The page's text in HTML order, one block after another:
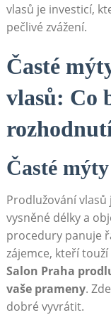
vlasů je investicí,
pečlivé zvážení.
Časté
vlasů: Co
Časté
Prodlužování
vysněné délky a
procedury panuje
zájemce, kteří
Salon Praha
vaše prameny.
dobré vyvrátit.